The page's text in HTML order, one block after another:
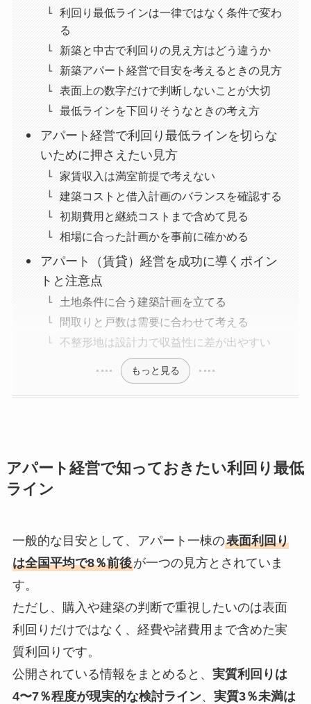
利回り最低ラインは一律ではなく条件で変わ
る
新築と中古で利回りの見え方はどう違うか
新築アパート経営で目安を考えるときの見方
表面上の数字だけで判断しないことが大切
最低ラインを下回りそうなときの考え方
アパート経営で利回り最低ラインを切らな
いために押さえたい見方
家賃収入は満室前提で考えない
建築コストと借入計画のバランスを確認する
初期費用と継続コストまで含めて見る
相場に合った計画かを事前に確かめる
アパート（賃貸）経営を成功に導くポイン
トと注意点
土地条件に合う建築計画を立てる
間取りと戸数は需要に合わせて考える
不整形地は設計力で収益性に差が出やすい
もっと見る
アパート経営で知っておきたい利回り最低
ライン
一般的な目安として、アパート一棟の表面利回り
は全国平均で8％前後が一つの見方とされていま
す。
ただし、購入や建築の判断で重視したいのは表面
利回りだけではなく、経費や諸費用まで含めた実
質利回りです。
公開されている情報をまとめると、 実質利回りは
4〜7％程度が現実的な検討ライン、 実質3％未満は